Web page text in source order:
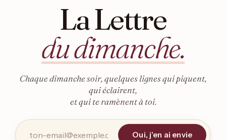
La Lettre
du dimanche.
Chaque dimanche soir, quelques lignes qui piquent,
qui éclairent,
et qui te ramènent à toi.
Oui, j'en ai envie